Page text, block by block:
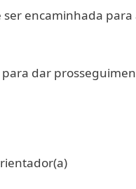
ser encaminhada para
dar